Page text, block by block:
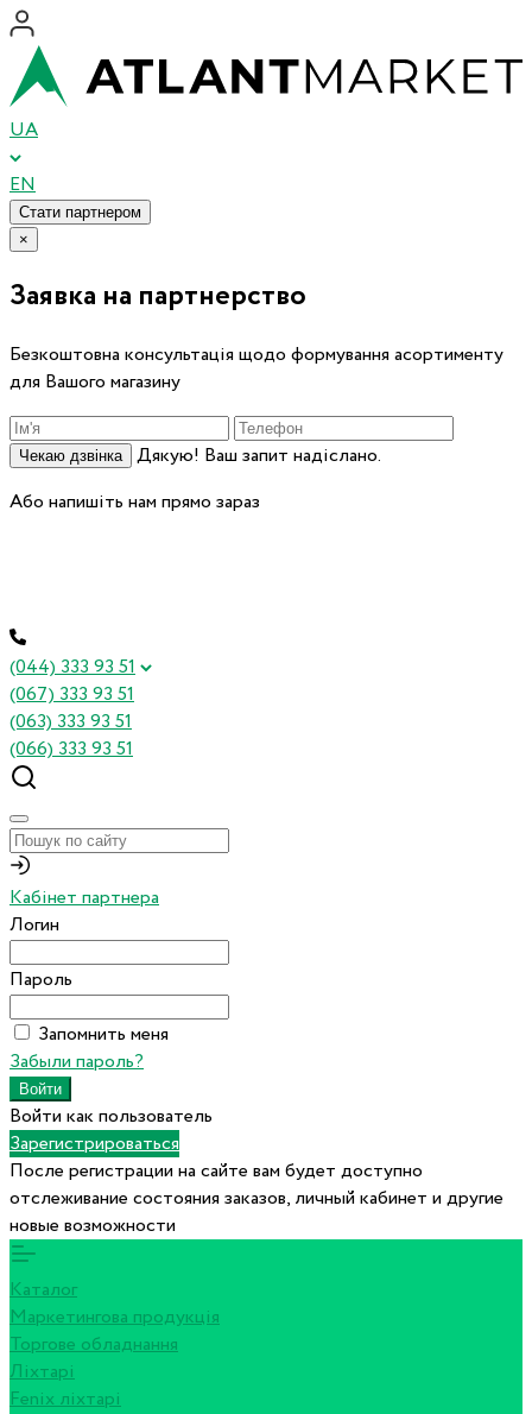
UA
EN
Стати партнером
×
Заявка на партнерство
Безкоштовна консультація щодо формування асортименту
для Вашого магазину
Чекаю дзвінка
Дякую! Ваш запит надіслано.
Або напишіть нам прямо зараз
(044) 333 93 51
(067) 333 93 51
(063) 333 93 51
(066) 333 93 51
Кабінет партнера
Логин
Пароль
Запомнить меня
Забыли пароль?
Войти как пользователь
Зарегистрироваться
После регистрации на сайте вам будет доступно
отслеживание состояния заказов, личный кабинет и другие
новые возможности
Каталог
Маркетингова продукція
Торгове обладнання
Ліхтарі
Fenix ліхтарі